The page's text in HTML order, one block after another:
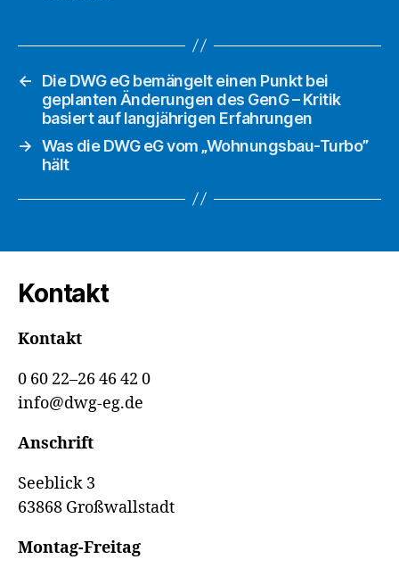
←
Die DWG eG bemängelt einen Punkt bei
geplanten Änderungen des GenG – Kritik
basiert auf langjährigen Erfahrungen
→ Was die DWG eG vom „Wohnungsbau-Turbo”
hält
Kontakt
Kontakt
0 60 22–26 46 42 0
info@dwg-eg.de
Anschrift
Seeblick 3
63868 Großwallstadt
Montag-Freitag